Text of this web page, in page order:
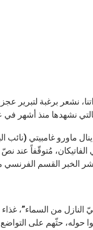
نشعر برغبة
نشهدها منذ أشهر في
ماورو غامبيتي (نائب
ترأسه يوم الخميس 16 حزيران 2022 في
القسم الفرنسي
من السماء”، غذاء
حوله، حثّهم على